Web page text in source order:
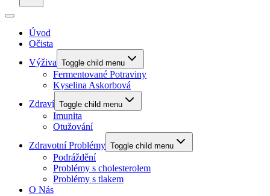
Úvod
Očista
Výživa Toggle child menu
Fermentované Potraviny
Kyselina Askorbová
Zdraví Toggle child menu
Imunita
Otužování
Zdravotní Problémy Toggle child menu
Podráždění
Problémy s cholesterolem
Problémy s tlakem
O Nás